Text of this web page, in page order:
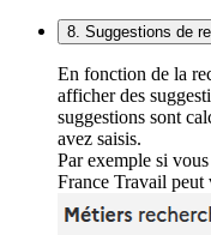
8. Suggestions de
En fonction de la
afficher des
suggestions sont
avez saisis.
Par exemple si
France Travail peut